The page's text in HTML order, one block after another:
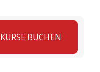
KURSE BUCHEN